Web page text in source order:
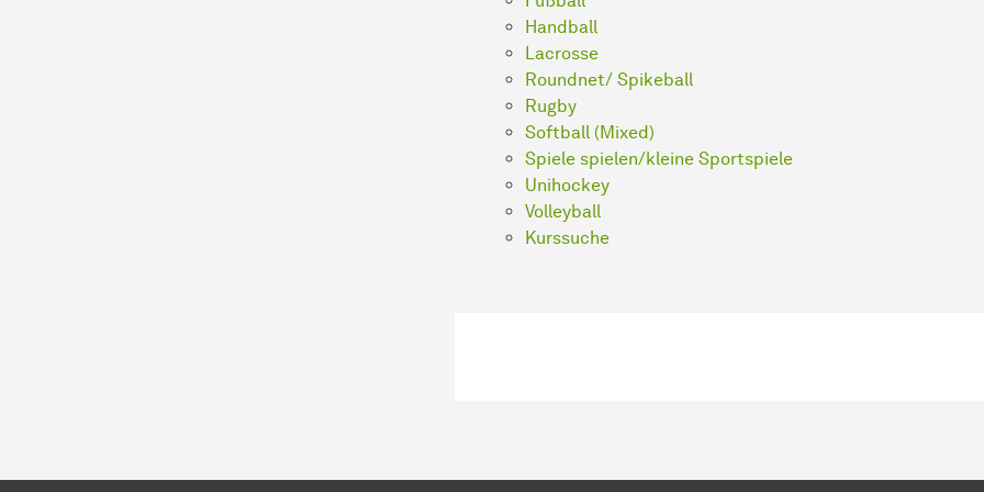
Handball
Lacrosse
Roundnet/ Spikeball
Rugby
Softball (Mixed)
Spiele spielen/kleine Sportspiele
Unihockey
Volleyball
Kurssuche